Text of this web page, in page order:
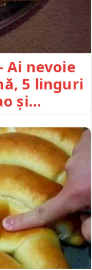
Ai nevoie
5 linguri
și…